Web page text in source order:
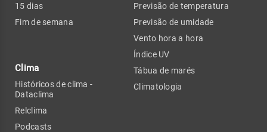
15 dias
Fim de semana
Clima
Históricos de clima -
Dataclima
Relclima
Podcasts
Previsão de temperatura
Previsão de umidade
Vento hora a hora
Índice UV
Tábua de marés
Climatologia